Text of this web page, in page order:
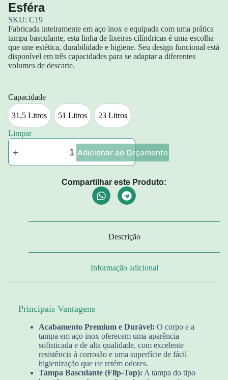
Esféra
SKU: C19
Fabricada inteiramente em aço inox e equipada com uma prática
tampa basculante, esta linha de lixeiras cilíndricas é uma escolha
que une estética, durabilidade e higiene. Seu design funcional está
disponível em três capacidades para se adaptar a diferentes
volumes de descarte.
Capacidade
31,5 Litros31,5 Litros51 Litros51 Litros23 Litros
23 Litros
Limpar
Adicionar ao Orçamento
Compartilhar este Produto:
Descrição
Informação adicional
Principais Vantagens
Acabamento Premium e Durável: O corpo e a
tampa em aço inox oferecem uma aparência
sofisticada e de alta qualidade, com excelente
resistência à corrosão e uma superfície de fácil
higienização que не retém odores.
Tampa Basculante (Flip-Top): A tampa do tipo